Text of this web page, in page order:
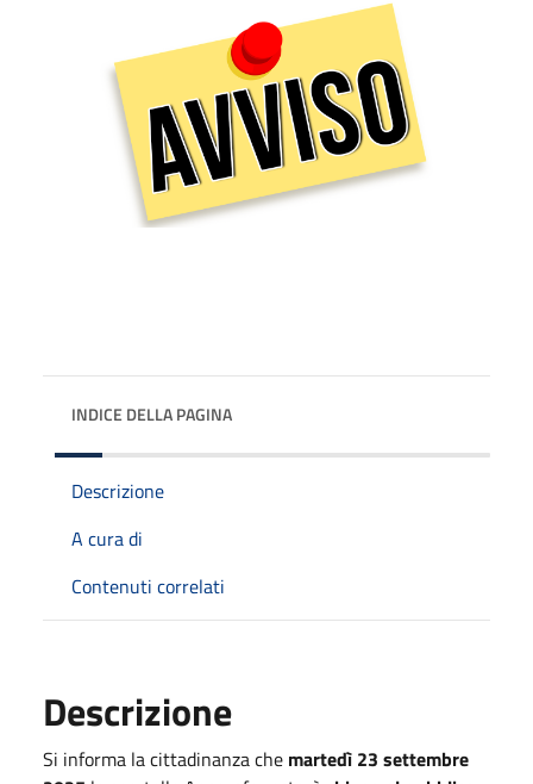
INDICE DELLA PAGINA
Descrizione
A cura di
Contenuti correlati
Descrizione
Si informa la cittadinanza che martedì 23 settembre